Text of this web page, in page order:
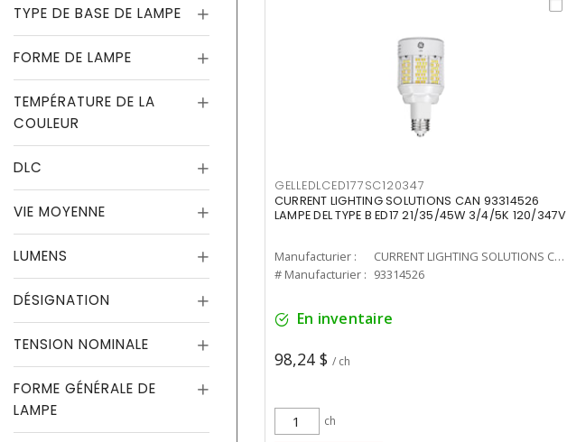
TYPE DE BASE DE LAMPE
FORME DE LAMPE
TEMPÉRATURE DE LA
COULEUR
DLC
VIE MOYENNE
LUMENS
DÉSIGNATION
TENSION NOMINALE
FORME GÉNÉRALE DE
LAMPE
GELLEDLCED177SC120347
CURRENT LIGHTING SOLUTIONS CAN 93314526
LAMPE DEL TYPE B ED17 21/35/45W 3/4/5K 120/347V
Manufacturier :
CURRENT LIGHTING SOLUTIONS CAN
# Manufacturier : 93314526
En inventaire
98,24 $ / ch
ch